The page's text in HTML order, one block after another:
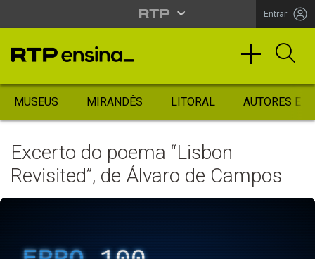
Entrar
MUSEUS MIRANDÊS LITORAL AUTORES
Excerto do poema “Lisbon
Revisited”, de Álvaro de Campos